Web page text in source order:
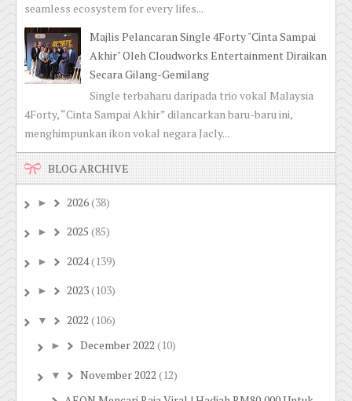
seamless ecosystem for every lifes...
Majlis Pelancaran Single 4Forty "Cinta Sampai
Akhir" Oleh Cloudworks Entertainment Diraikan
Secara Gilang-Gemilang
Single terbaharu daripada trio vokal Malaysia
4Forty, “Cinta Sampai Akhir” dilancarkan baru-baru ini,
menghimpunkan ikon vokal negara Jacly...
BLOG ARCHIVE
► 2026(38)
► 2025 (85)
► 2024(139)
► 2023(103)
▼ 2022 (106)
► December 2022 (10)
▼ November 2022 (12)